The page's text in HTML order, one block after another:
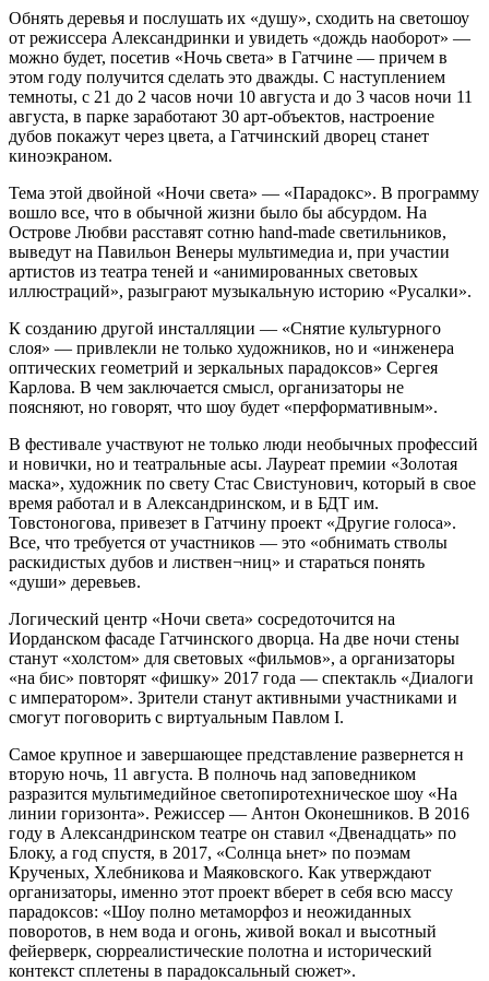
Обнять деревья и послушать их «душу», сходить на светошоу
от режиссера Александринки и увидеть «дождь наоборот» —
можно будет, посетив «Ночь света» в Гатчине — причем в
этом году получится сделать это дважды. С наступлением
темноты, с 21 до 2 часов ночи 10 августа и до 3 часов ночи 11
августа, в парке заработают 30 арт-объектов, настроение
дубов покажут через цвета, а Гатчинский дворец станет
киноэкраном.
Тема этой двойной «Ночи света» — «Парадокс». В программу
вошло все, что в обычной жизни было бы абсурдом. На
Острове Любви расставят сотню hand-made светильников,
выведут на Павильон Венеры мультимедиа и, при участии
артистов из театра теней и «анимированных световых
иллюстраций», разыграют музыкальную историю «Русалки».
К созданию другой инсталляции — «Снятие культурного
слоя» — привлекли не только художников, но и «инженера
оптических геометрий и зеркальных парадоксов» Сергея
Карлова. В чем заключается смысл, организаторы не
поясняют, но говорят, что шоу будет «перформативным».
В фестивале участвуют не только люди необычных профессий
и новички, но и театральные асы. Лауреат премии «Золотая
маска», художник по свету Стас Свистунович, который в свое
время работал и в Александринском, и в БДТ им.
Товстоногова, привезет в Гатчину проект «Другие голоса».
Все, что требуется от участников — это «обнимать стволы
раскидистых дубов и листвен¬ниц» и стараться понять
«души» деревьев.
Логический центр «Ночи света» сосредоточится на
Иорданском фасаде Гатчинского дворца. На две ночи стены
станут «холстом» для световых «фильмов», а организаторы
«на бис» повторят «фишку» 2017 года — спектакль «Диалоги
с императором». Зрители станут активными участниками и
смогут поговорить с виртуальным Павлом I.
Самое крупное и завершающее представление развернется н
вторую ночь, 11 августа. В полночь над заповедником
разразится мультимедийное светопиротехническое шоу «На
линии горизонта». Режиссер — Антон Оконешников. В 2016
году в Александринском театре он ставил «Двенадцать» по
Блоку, а год спустя, в 2017, «Солнца ьнет» по поэмам
Крученых, Хлебникова и Маяковского. Как утверждают
организаторы, именно этот проект вберет в себя всю массу
парадоксов: «Шоу полно метаморфоз и неожиданных
поворотов, в нем вода и огонь, живой вокал и высотный
фейерверк, сюрреалистические полотна и исторический
контекст сплетены в парадоксальный сюжет».